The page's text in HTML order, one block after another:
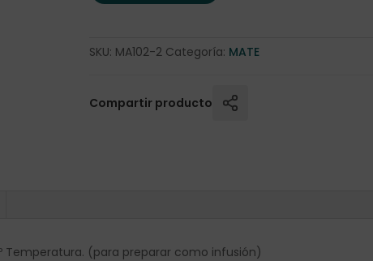
SKU: MA102-2 Categoría: MATE
Compartir producto
Temperatura. (para preparar como infusión)